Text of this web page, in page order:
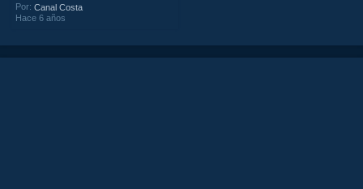
Por:Canal Costa
Hace 6 años